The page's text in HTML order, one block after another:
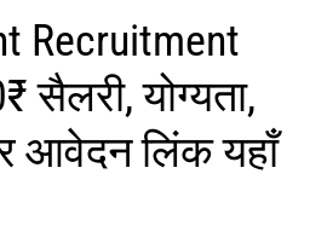
Recruitment
सैलरी, योग्यता,
आवेदन लिंक यहाँ